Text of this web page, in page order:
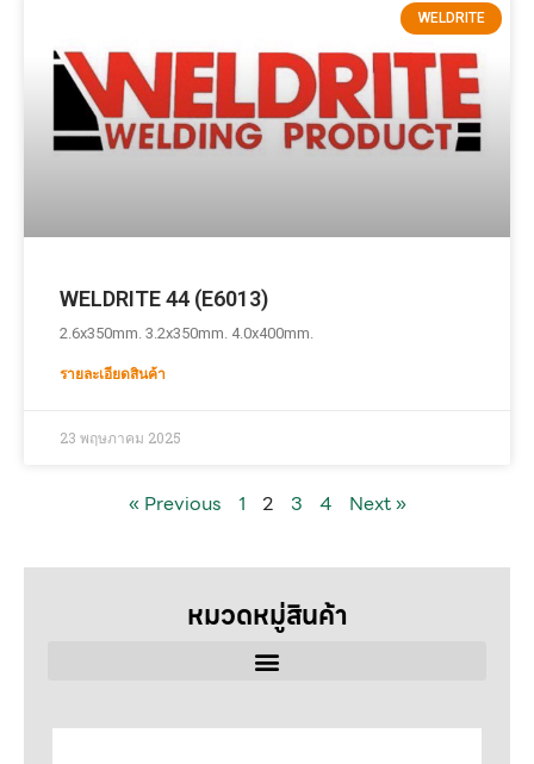
หมวดหมู่สินค้า
ลวดเชื่อม
WELDRITE
WELDRITE 44 (E6013)
2.6x350mm. 3.2x350mm. 4.0x400mm.
รายละเอียดสินค้า
23 พฤษภาคม 2025
« Previous 1 2 3 4 Next »